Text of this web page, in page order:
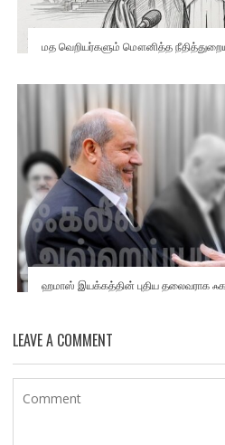
மத வெறியர்களும் மௌனித்த
ஹமாஸ் இயக்கத்தின் புதிய தலைவராக
LEAVE A COMMENT